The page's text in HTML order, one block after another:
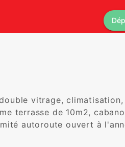
vitrage,
terrasse de 10m2,